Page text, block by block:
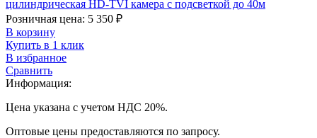
Розничная цена: 5 350 ₽
В корзину
Купить в 1 клик
В избранное
Сравнить
Информация:
Цена указана с учетом НДС 20%.
Оптовые цены предоставляются по запросу.